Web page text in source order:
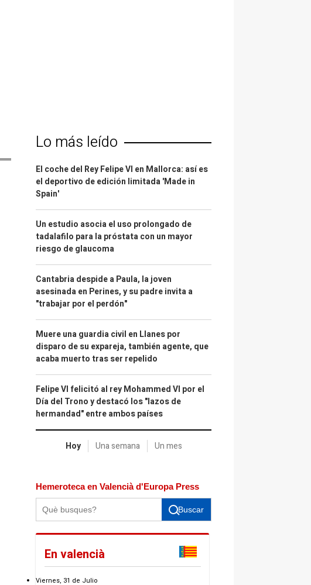
Lo más leído
El coche del Rey Felipe VI en Mallorca: así es
el deportivo de edición limitada 'Made in
Spain'
Un estudio asocia el uso prolongado de
tadalafilo para la próstata con un mayor
riesgo de glaucoma
Cantabria despide a Paula, la joven
asesinada en Perines, y su padre invita a
"trabajar por el perdón"
Muere una guardia civil en Llanes por
disparo de su expareja, también agente, que
acaba muerto tras ser repelido
Felipe VI felicitó al rey Mohammed VI por el
Día del Trono y destacó los "lazos de
hermandad" entre ambos países
Hoy Una semana Un mes
Hemeroteca en Valencià d'Europa Press
Buscar
En valencià
Viernes, 31 de Julio